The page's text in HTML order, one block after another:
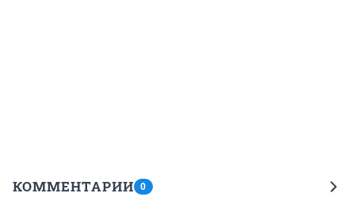
КОММЕНТАРИИ 0